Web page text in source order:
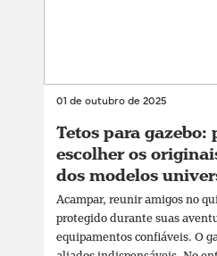
01 de outubro de 2025
Tetos para gazebo:
escolher os
dos modelos
Acampar, reunir amigos no
protegido durante suas
equipamentos confiáveis. O